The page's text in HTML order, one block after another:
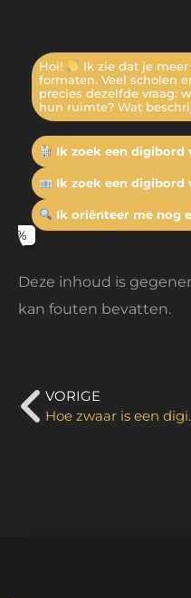
Hoi!
Ik zie dat je
formaten. Veel scholen
precies dezelfde vraag:
hun ruimte? Wat
Ik zoek een digibord
Ik zoek een digibord
Ik oriënteer me nog
Deze inhoud is
kan fouten bevatten.
VORIGE
Hoe